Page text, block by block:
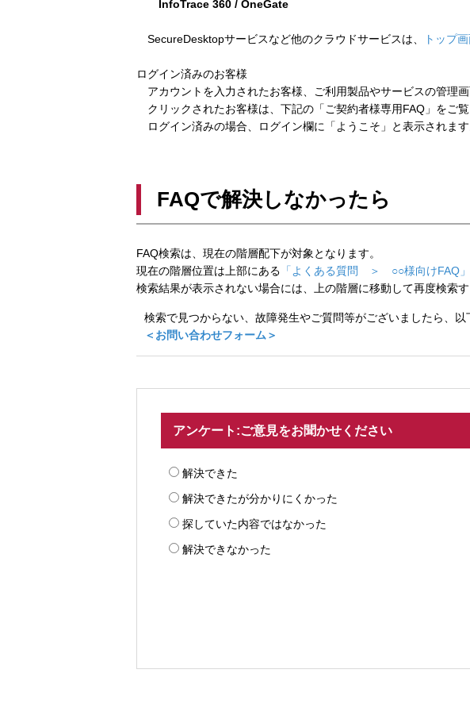
InfoTrace 360 / OneGate
SecureDesktopサービスなど他のクラウドサービスは、 トップ
ログイン済みのお客様
アカウントを入力されたお客様、ご利用製品やサービスの管理
クリックされたお客様は、下記の「ご契約者様専用FAQ」をご覧
ログイン済みの場合、ログイン欄に「ようこそ」と表示されます
FAQで解決しなかったら
FAQ検索は、現在の階層配下が対象となります。
現在の階層位置は上部にある 「よくある質問 ＞ ○○様向けFAQ」
検索結果が表示されない場合には、上の階層に移動して再度検索
検索で見つからない、故障発生やご質問等がございましたら、以
＜お問い合わせフォーム＞
アンケート:ご意見をお聞かせください
解決できた
解決できたが分かりにくかった
探していた内容ではなかった
解決できなかった